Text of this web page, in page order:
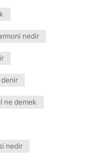
nedir
ne demek
nedir